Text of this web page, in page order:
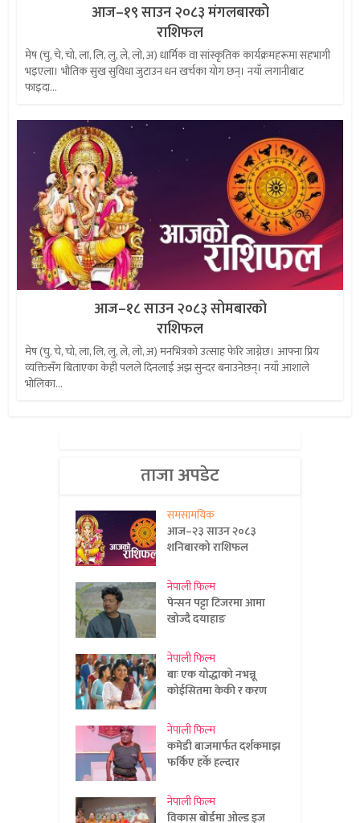
आज–१९ साउन २०८३ मंगलबारको
राशिफल
मेष (चु, चे, चो, ला, लि, लु, ले, लो, अ) धार्मिक वा सांस्कृतिक कार्यक्रमहरूमा सहभागी
भइएला। भौतिक सुख सुविधा जुटाउन धन खर्चका योग छन्। नयाँ लगानीबाट
फाइदा...
आज–१८ साउन २०८३ सोमबारको
राशिफल
मेष (चु, चे, चो, ला, लि, लु, ले, लो, अ) मनभित्रको उत्साह फेरि जाग्नेछ। आफ्ना प्रिय
व्यक्तिसँग बिताएका केही पलले दिनलाई अझ सुन्दर बनाउनेछन्। नयाँ आशाले
भोलिका...
ताजा अपडेट
समसामयिक
आज–२३ साउन २०८३
शनिबारको राशिफल
नेपाली फिल्म
पेन्सन पट्टा टिजरमा आमा
खोज्दै दयाहाङ
नेपाली फिल्म
बाः एक योद्धाको नभन्नू
कोईसितमा केकी र करण
नेपाली फिल्म
कमेडी बाजमार्फत दर्शकमाझ
फर्किए हर्के हल्दार
नेपाली फिल्म
विकास बोर्डमा ओल्ड इज